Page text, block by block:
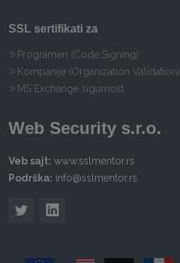
SSL sertifikati za
Programeri (Code Signing)
Kompanije (Organization Validation)
MS Exchange sigurnost
Web Security s.r.o.
Veb sajt: www.sslmentor.rs
Podrška: info@sslmentor.rs